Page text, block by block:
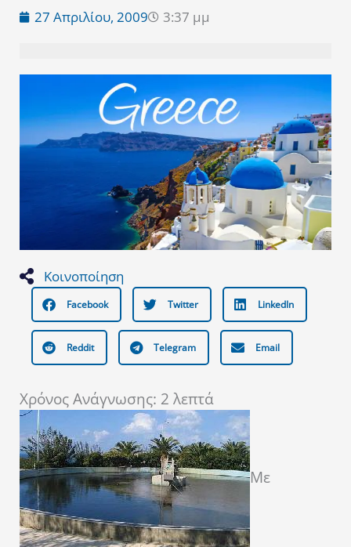
27 Απριλίου, 2009 3:37 μμ
Κοινοποίηση
Facebook Twitter LinkedIn
Reddit Telegram Email
Χρόνος Ανάγνωσης: 2 λεπτά
Με